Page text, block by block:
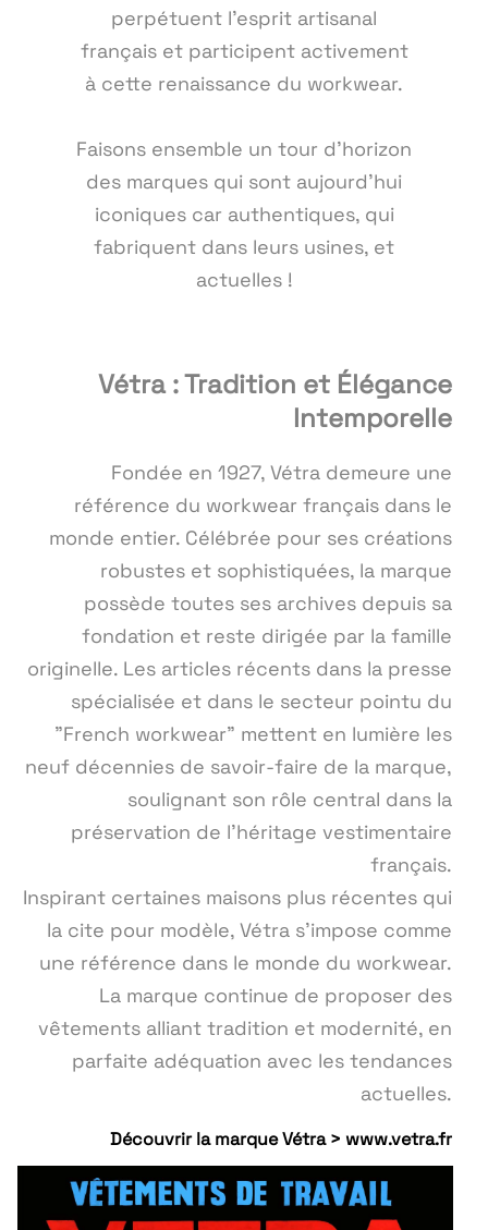
perpétuent l'esprit artisanal
français et participent activement
à cette renaissance du workwear.
Faisons ensemble un tour d'horizon
des marques qui sont aujourd'hui
iconiques car authentiques, qui
fabriquent dans leurs usines, et
actuelles !
Vétra : Tradition et Élégance
Intemporelle
Fondée en 1927, Vétra demeure une
référence du workwear français dans le
monde entier. Célébrée pour ses créations
robustes et sophistiquées, la marque
possède toutes ses archives depuis sa
fondation et reste dirigée par la famille
originelle. Les articles récents dans la presse
spécialisée et dans le secteur pointu du
"French workwear" mettent en lumière les
neuf décennies de savoir-faire de la marque,
soulignant son rôle central dans la
préservation de l'héritage vestimentaire
français.
Inspirant certaines maisons plus récentes qui
la cite pour modèle, Vétra s'impose comme
une référence dans le monde du workwear.
La marque continue de proposer des
vêtements alliant tradition et modernité, en
parfaite adéquation avec les tendances
actuelles.
Découvrir la marque Vétra > www.vetra.fr